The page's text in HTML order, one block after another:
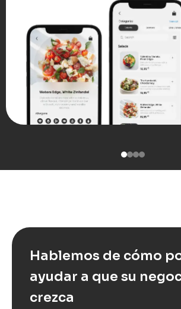
Hablemos de cómo
ayudar a que su
crezca